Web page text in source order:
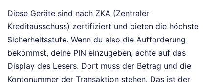
Diese Geräte sind nach ZKA (Zentraler
Kreditausschuss) zertifiziert und bieten die höchste
Sicherheitsstufe. Wenn du also die Aufforderung
bekommst, deine PIN einzugeben, achte auf das
Display des Lesers. Dort muss der Betrag und die
Kontonummer der Transaktion stehen. Das ist der